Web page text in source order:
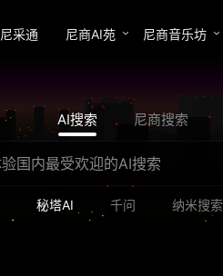
尼采通 尼商AI苑 尼商音乐坊
AI搜索 尼商搜索
秘塔AI 千问 纳米搜索